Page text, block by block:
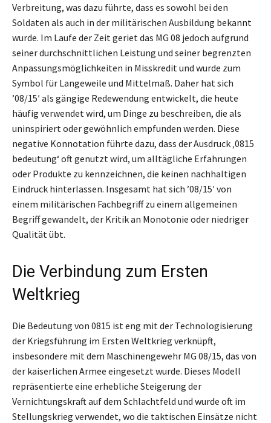
Verbreitung, was dazu führte, dass es sowohl bei den
Soldaten als auch in der militärischen Ausbildung bekannt
wurde. Im Laufe der Zeit geriet das MG 08 jedoch aufgrund
seiner durchschnittlichen Leistung und seiner begrenzten
Anpassungsmöglichkeiten in Misskredit und wurde zum
Symbol für Langeweile und Mittelmaß. Daher hat sich
’08/15′ als gängige Redewendung entwickelt, die heute
häufig verwendet wird, um Dinge zu beschreiben, die als
uninspiriert oder gewöhnlich empfunden werden. Diese
negative Konnotation führte dazu, dass der Ausdruck ‚0815
bedeutung‘ oft genutzt wird, um alltägliche Erfahrungen
oder Produkte zu kennzeichnen, die keinen nachhaltigen
Eindruck hinterlassen. Insgesamt hat sich ’08/15′ von
einem militärischen Fachbegriff zu einem allgemeinen
Begriff gewandelt, der Kritik an Monotonie oder niedriger
Qualität übt.
Die Verbindung zum Ersten
Weltkrieg
Die Bedeutung von 0815 ist eng mit der Technologisierung
der Kriegsführung im Ersten Weltkrieg verknüpft,
insbesondere mit dem Maschinengewehr MG 08/15, das von
der kaiserlichen Armee eingesetzt wurde. Dieses Modell
repräsentierte eine erhebliche Steigerung der
Vernichtungskraft auf dem Schlachtfeld und wurde oft im
Stellungskrieg verwendet, wo die taktischen Einsätze nicht